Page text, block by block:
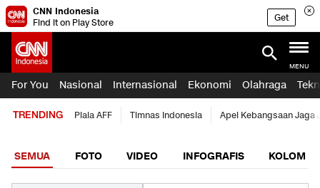
CNN Indonesia
Find it on Play Store
Get
MENU
For You Nasional Internasional Ekonomi Olahraga
TRENDING Piala AFF Timnas Indonesia Apel Kebangsaan Jaga
SEMUA FOTO VIDEO INFOGRAFIS KOLOM